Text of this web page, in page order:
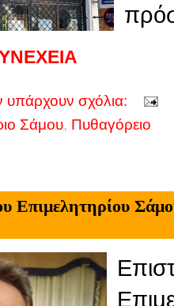
υπάρχουν σχόλια:
Σάμου, Πυθαγόρειο
Επιμελητηρίου